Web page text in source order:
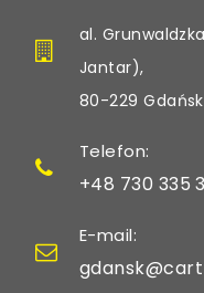
al.
Jantar),
80-229 Gdańsk
Telefon:
+48 730 335
E-mail: